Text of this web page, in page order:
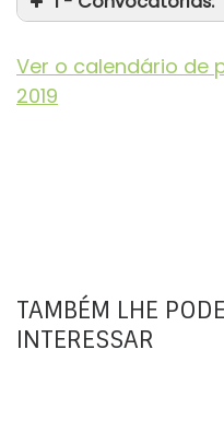
Ver o calendário de
2019
TAMBÉM LHE PODE
INTERESSAR